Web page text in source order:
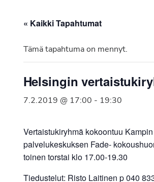
Ry
vuonna
Suomen
« Kaikki Tapahtumat
Tämä tapahtuma on mennyt.
Helsingin
7.2.2019 @ 17:00 - 19:30
Vertaistukiryhmä kokoontuu Kampin
palvelukeskuksen Fade-
toinen torstai klo 17.00-19.30
Tiedustelut: Risto Laitinen p 040